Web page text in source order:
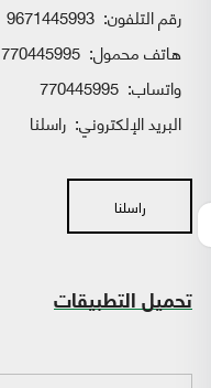
رقم التلفون: 9671445993
هاتف محمول: 770445995
واتساب:
البريد الإلكتروني: راسلنا
راسلنا
تحميل التطبيقات